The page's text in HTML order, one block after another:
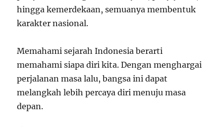
hingga kemerdekaan, semuanya membentuk
karakter nasional.
Memahami sejarah Indonesia berarti
memahami siapa diri kita. Dengan menghargai
perjalanan masa lalu, bangsa ini dapat
melangkah lebih percaya diri menuju masa
depan.